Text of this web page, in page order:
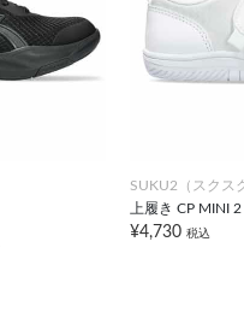
SUKU2（スクス
上履き CP MINI 2
¥4,730 税込